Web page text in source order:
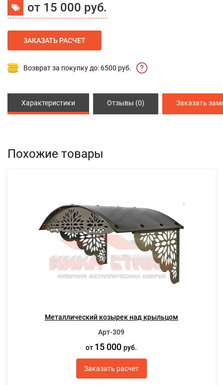
от 15 000 руб.
ЗАКАЗАТЬ РАСЧЕТ
Возврат за покупку до: 6500 руб.
Характеристики Отзывы (0) Заказать
Похожие товары
Металлический козырек над крыльцом
Арт-309
от 15 000руб.
Заказать расчет